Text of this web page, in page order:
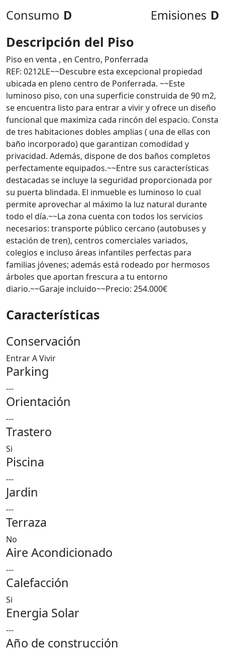
Consumo D Emisiones D
Descripción del Piso
Piso en venta , en Centro, Ponferrada
REF: 0212LE~~Descubre esta excepcional propiedad
ubicada en pleno centro de Ponferrada. ~~Este
luminoso piso, con una superficie construida de 90 m2,
se encuentra listo para entrar a vivir y ofrece un diseño
funcional que maximiza cada rincón del espacio. Consta
de tres habitaciones dobles amplias ( una de ellas con
baño incorporado) que garantizan comodidad y
privacidad. Además, dispone de dos baños completos
perfectamente equipados.~~Entre sus características
destacadas se incluye la seguridad proporcionada por
su puerta blindada. El inmueble es luminoso lo cual
permite aprovechar al máximo la luz natural durante
todo el día.~~La zona cuenta con todos los servicios
necesarios: transporte público cercano (autobuses y
estación de tren), centros comerciales variados,
colegios e incluso áreas infantiles perfectas para
familias jóvenes; además está rodeado por hermosos
árboles que aportan frescura a tu entorno
diario.~~Garaje incluido~~Precio: 254.000€
Características
Conservación
Entrar A Vivir
Parking
---
Orientación
---
Trastero
Si
Piscina
---
Jardin
---
Terraza
No
Aire Acondicionado
---
Calefacción
Si
Energia Solar
---
Año de construcción